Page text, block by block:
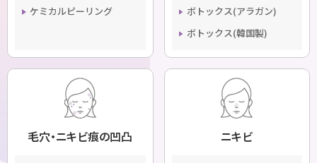
ケミカルピーリング
ボトックス(アラガン)
ボトックス(韓国製)
毛穴・ニキビ痕の凹凸 ニキビ